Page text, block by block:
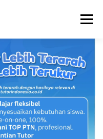
Menu
PENGAJAR
PROFIL ALUMNI